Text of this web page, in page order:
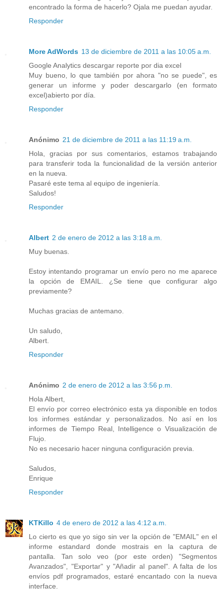
encontrado la forma de hacerlo? Ojala me puedan ayudar.
Responder
More AdWords 13 de diciembre de 2011 a las 10:05 a.m.
Google Analytics descargar reporte por dia excel
Muy bueno, lo que también por ahora "no se puede", es
generar un informe y poder descargarlo (en formato
excel)abierto por día.
Responder
Anónimo 21 de diciembre de 2011 a las 11:19 a.m.
Hola, gracias por sus comentarios, estamos trabajando
para transferir toda la funcionalidad de la versión anterior
en la nueva.
Pasaré este tema al equipo de ingeniería.
Saludos!
Responder
Albert 2 de enero de 2012 a las 3:18 a.m.
Muy buenas.
Estoy intentando programar un envío pero no me aparece
la opción de EMAIL. ¿Se tiene que configurar algo
previamente?
Muchas gracias de antemano.
Un saludo,
Albert.
Responder
Anónimo 2 de enero de 2012 a las 3:56 p.m.
Hola Albert,
El envío por correo electrónico esta ya disponible en todos
los informes estándar y personalizados. No así en los
informes de Tiempo Real, Intelligence o Visualización de
Flujo.
No es necesario hacer ninguna configuración previa.
Saludos,
Enrique
Responder
KTKillo 4 de enero de 2012 a las 4:12 a.m.
Lo cierto es que yo sigo sin ver la opción de "EMAIL" en el
informe estandard donde mostrais en la captura de
pantalla. Tan solo veo (por este orden) "Segmentos
Avanzados", "Exportar" y "Añadir al panel". A falta de los
envíos pdf programados, estaré encantado con la nueva
interface.